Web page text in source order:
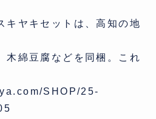
キヤキセットは、高知の地
木綿豆腐などを同梱。これ
SHOP/25-